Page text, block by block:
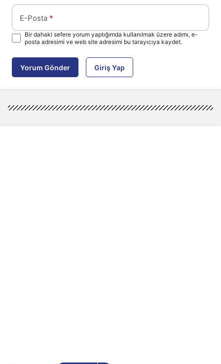
E-Posta *
Bir dahaki sefere yorum yaptığımda kullanılmak üzere adımı, e-
posta adresimi ve web site adresimi bu tarayıcıya kaydet.
Yorum Gönder Giriş Yap